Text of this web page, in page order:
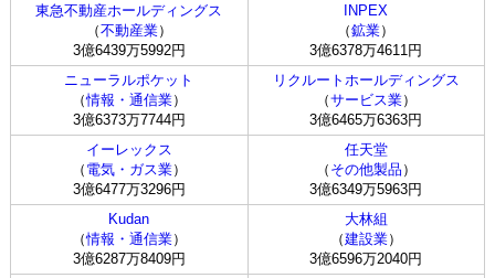
東急不動産ホールディングス
（不動産業）
3億6439万5992円
INPEX
（鉱業）
3億6378万4611円
ニューラルポケット
（情報・通信業）
3億6373万7744円
リクルートホールディングス
（サービス業）
3億6465万6363円
イーレックス
（ 電気・ガス業）
3億6477万3296円
任天堂
（ その他製品 ）
3億6349万5963円
Kudan
（情報・通信業）
3億6287万8409円
大林組
（建設業）
3億6596万2040円